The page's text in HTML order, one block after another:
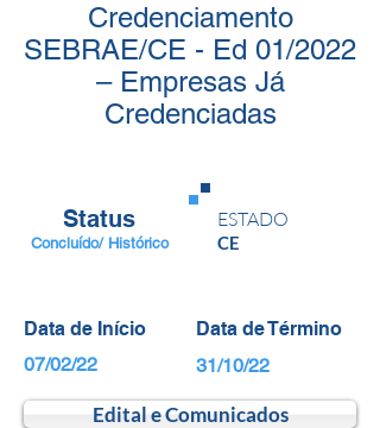
Credenciamento
SEBRAE/CE - Ed 01/2022
– Empresas Já
Credenciadas
Status
Concluído/ Histórico
ESTADO
CE
Data de Início
07/02/22
Data de Término
31/10/22
Edital e Comunicados